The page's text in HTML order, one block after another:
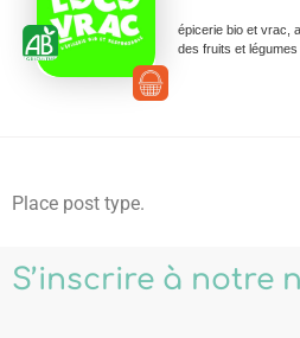
épicerie bio et vrac,
des fruits et
Place post type.
S’inscrire à notre